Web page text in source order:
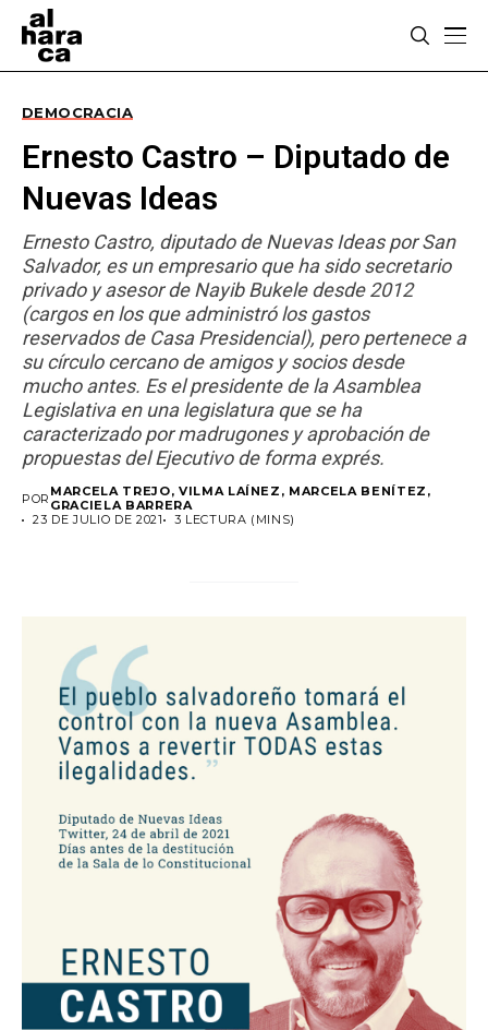
DEMOCRACIA
Ernesto Castro – Diputado de
Nuevas Ideas
Ernesto Castro, diputado de Nuevas Ideas por San
Salvador, es un empresario que ha sido secretario
privado y asesor de Nayib Bukele desde 2012
(cargos en los que administró los gastos
reservados de Casa Presidencial), pero pertenece a
su círculo cercano de amigos y socios desde
mucho antes. Es el presidente de la Asamblea
Legislativa en una legislatura que se ha
caracterizado por madrugones y aprobación de
propuestas del Ejecutivo de forma exprés.
POR MARCELA TREJO, VILMA LAÍNEZ, MARCELA BENÍTEZ,
GRACIELA BARRERA
23 DE JULIO DE 2021
3 LECTURA (MINS)